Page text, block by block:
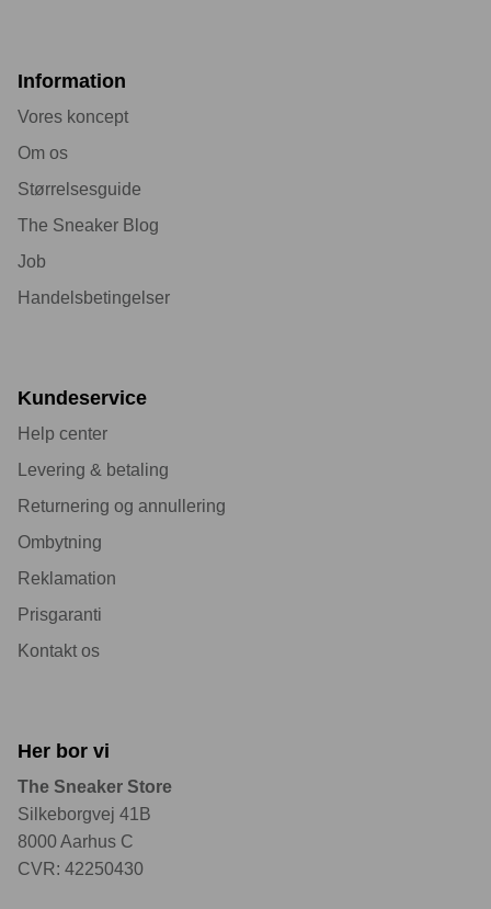
Information
Vores koncept
Om os
Størrelsesguide
The Sneaker Blog
Job
Handelsbetingelser
Kundeservice
Help center
Levering & betaling
Returnering og annullering
Ombytning
Reklamation
Prisgaranti
Kontakt os
Her bor vi
The Sneaker Store
Silkeborgvej 41B
8000 Aarhus C
CVR: 42250430